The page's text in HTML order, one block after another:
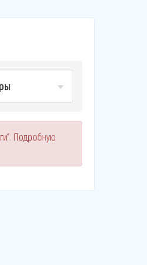
Подробную